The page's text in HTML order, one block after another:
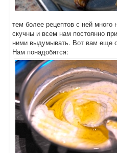
тем более рецептов с ней много
скучны и всем нам постоянно
ними выдумывать. Вот вам еще
Нам понадобятся: